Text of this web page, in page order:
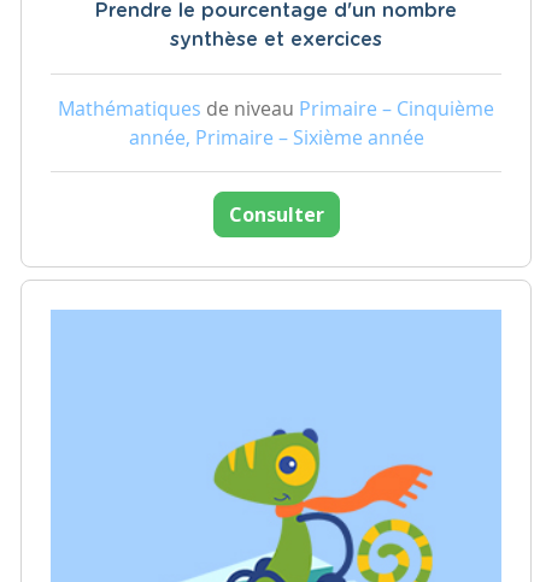
Prendre le pourcentage d'un nombre
synthèse et exercices
Mathématiques de niveau Primaire – Cinquième
année, Primaire – Sixième année
Consulter